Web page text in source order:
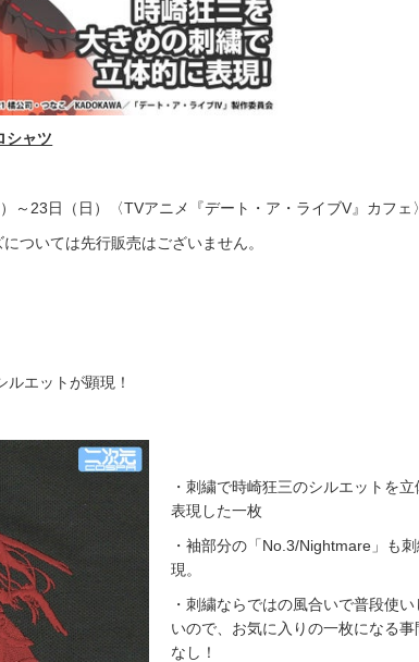
シャツ
～23日（日）〈TVアニメ『デート・ア・ライブV』カフェ〉
いては先行販売はございません。
エットが顕現！
・刺繍で時崎狂三のシルエットを立
表現した一枚
・袖部分の「No.3/Nightmare」も
現。
・刺繍ならではの風合いで普段使い
いので、お気に入りの一枚になる事
なし！